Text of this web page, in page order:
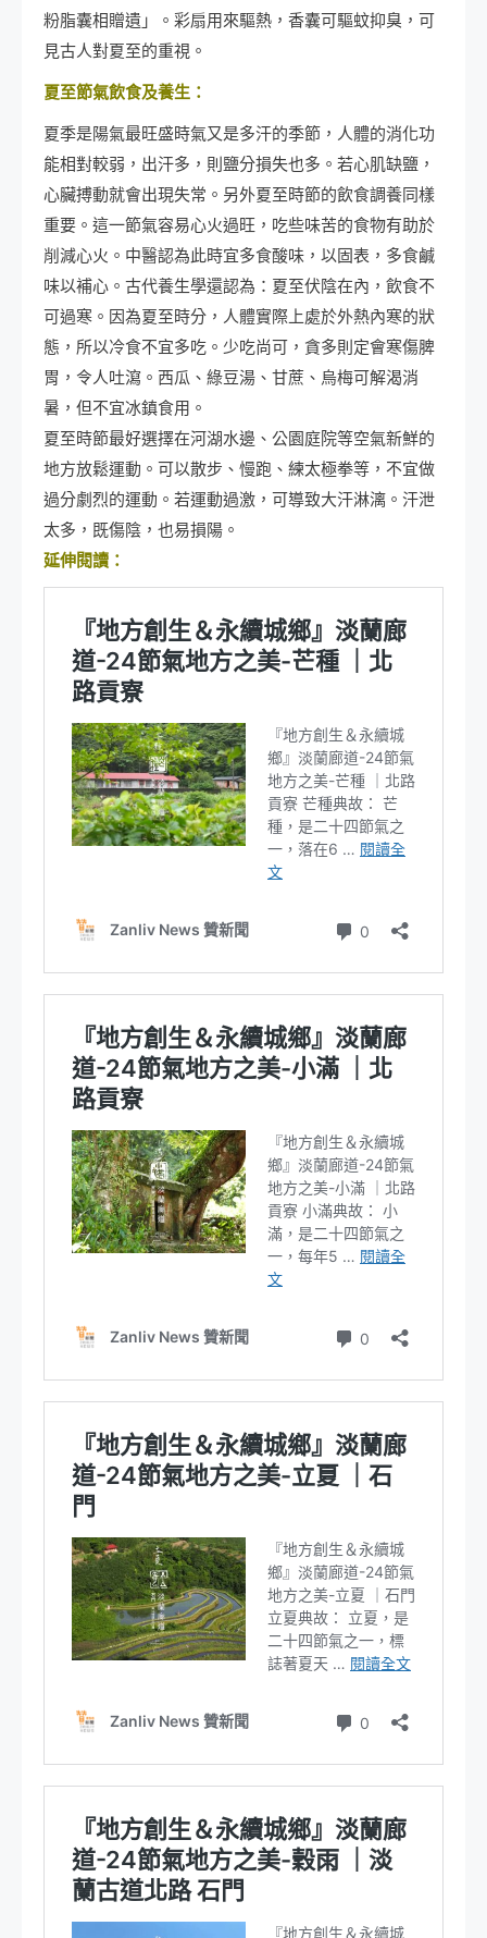
粉脂囊相贈遺」。彩扇用來驅熱，香囊可驅蚊抑臭，可
見古人對夏至的重視。
夏至節氣飲食及養生：
夏季是陽氣最旺盛時氣又是多汗的季節，人體的消化功
能相對較弱，出汗多，則鹽分損失也多。若心肌缺鹽，
心臟搏動就會出現失常。另外夏至時節的飲食調養同樣
重要。這一節氣容易心火過旺，吃些味苦的食物有助於
削減心火。中醫認為此時宜多食酸味，以固表，多食鹹
味以補心。古代養生學還認為：夏至伏陰在內，飲食不
可過寒。因為夏至時分，人體實際上處於外熱內寒的狀
態，所以冷食不宜多吃。少吃尚可，貪多則定會寒傷脾
胃，令人吐瀉。西瓜、綠豆湯、甘蔗、烏梅可解渴消
暑，但不宜冰鎮食用。
夏至時節最好選擇在河湖水邊、公園庭院等空氣新鮮的
地方放鬆運動。可以散步、慢跑、練太極拳等，不宜做
過分劇烈的運動。若運動過激，可導致大汗淋漓。汗泄
太多，既傷陰，也易損陽。
延伸閱讀：